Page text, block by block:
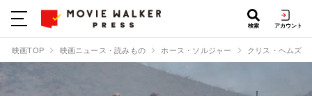
検索 アカウント
映画TOP 映画ニュース・読みもの ホース・ソルジャー クリス・ヘムズ